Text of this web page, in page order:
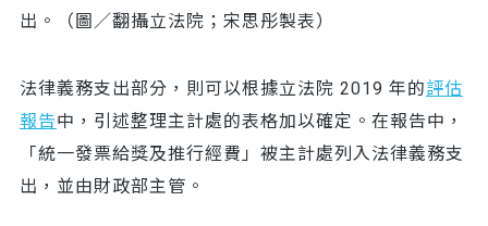
出。（圖／翻攝立法院；宋思彤製表）
法律義務支出部分，則可以根據立法院 2019 年的評估
報告中，引述整理主計處的表格加以確定。在報告中，
「統一發票給獎及推行經費」被主計處列入法律義務支
出，並由財政部主管。